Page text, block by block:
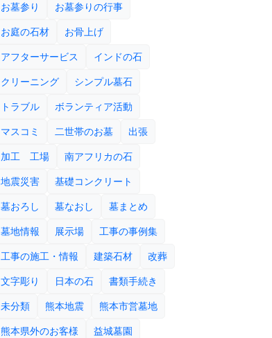
お墓参り お墓参りの行事
お庭の石材 お骨上げ
アフターサービス インドの石
クリーニング シンプル墓石
トラブル ボランティア活動
マスコミ 二世帯のお墓 出張
加工 工場 南アフリカの石
地震災害 基礎コンクリート
墓おろし 墓なおし 墓まとめ
墓地情報 展示場 工事の事例集
工事の施工・情報 建築石材 改葬
文字彫り 日本の石 書類手続き
未分類 熊本地震 熊本市営墓地
熊本県外のお客様 益城墓園